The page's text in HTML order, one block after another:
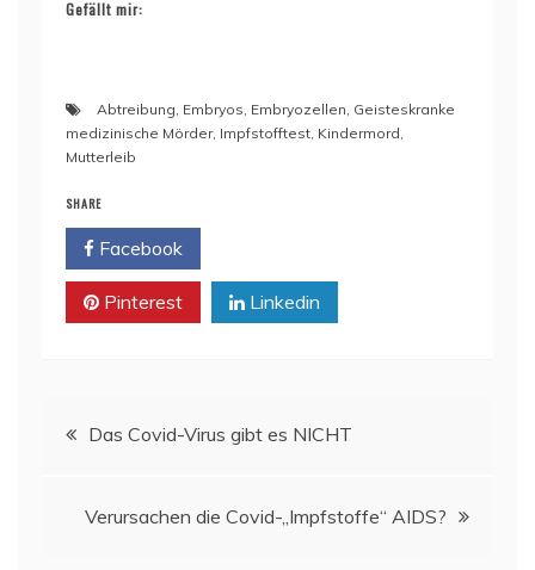
Gefällt mir:
Abtreibung Embryos Embryozellen Geisteskranke
medizinische Mörder, Impfstofftest Kindermord
Mutterleib
SHARE
Facebook
Pinterest Linkedin
Beitragsnavigation
Das Covid-Virus gibt es NICHT
Verursachen die Covid-„Impfstoffe“ AIDS?